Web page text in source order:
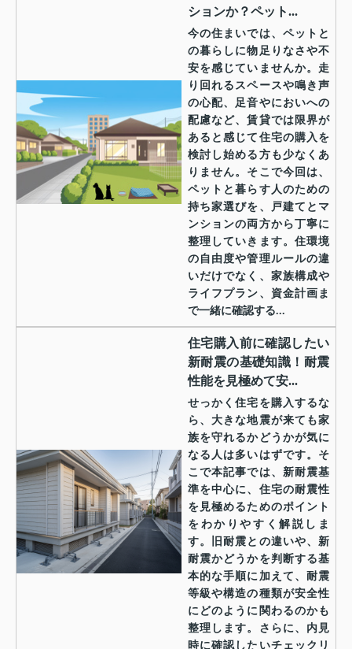
ションか？ペット...
今の住まいでは、ペットと
の暮らしに物足りなさや不
安を感じていませんか。走
り回れるスペースや鳴き声
の心配、足音やにおいへの
配慮など、賃貸では限界が
あると感じて住宅の購入を
検討し始める方も少なくあ
りません。そこで今回は、
ペットと暮らす人のための
持ち家選びを、戸建てとマ
ンションの両方から丁寧に
整理していきます。住環境
の自由度や管理ルールの違
いだけでなく、家族構成や
ライフプラン、資金計画ま
で一緒に確認する...
住宅購入前に確認したい
新耐震の基礎知識！耐震
性能を見極めて安...
せっかく住宅を購入するな
ら、大きな地震が来ても家
族を守れるかどうかが気に
なる人は多いはずです。そ
こで本記事では、新耐震基
準を中心に、住宅の耐震性
を見極めるためのポイント
をわかりやすく解説しま
す。旧耐震との違いや、新
耐震かどうかを判断する基
本的な手順に加えて、耐震
等級や構造の種類が安全性
にどのように関わるのかも
整理します。さらに、内見
時に確認したいチェックリ